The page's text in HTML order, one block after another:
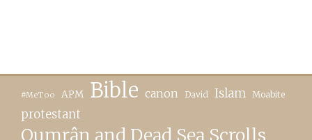
#MeToo APM Bible canon David Islam Moabite
protestant
Qumrân and Dead Sea Scrolls